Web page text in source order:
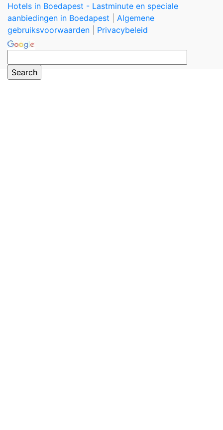
Hotels in Boedapest - Lastminute en speciale
aanbiedingen in Boedapest
Algemene
gebruiksvoorwaarden
Privacybeleid